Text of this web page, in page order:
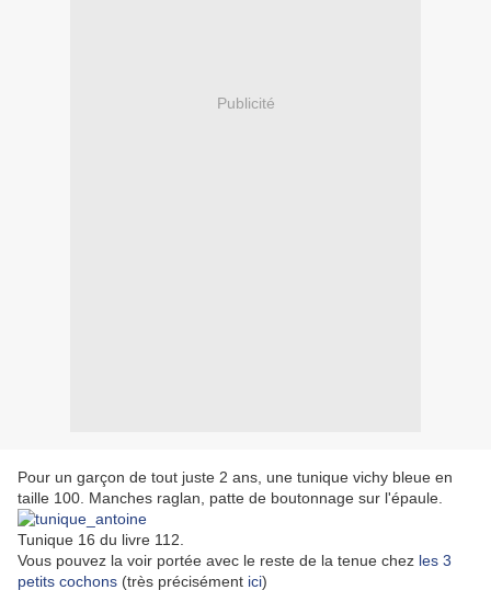
Publicité
Pour un garçon de tout juste 2 ans, une tunique vichy bleue en
taille 100. Manches raglan, patte de boutonnage sur l'épaule.
Tunique 16 du livre 112.
Vous pouvez la voir portée avec le reste de la tenue chez les 3
petits cochons (très précisément ici)